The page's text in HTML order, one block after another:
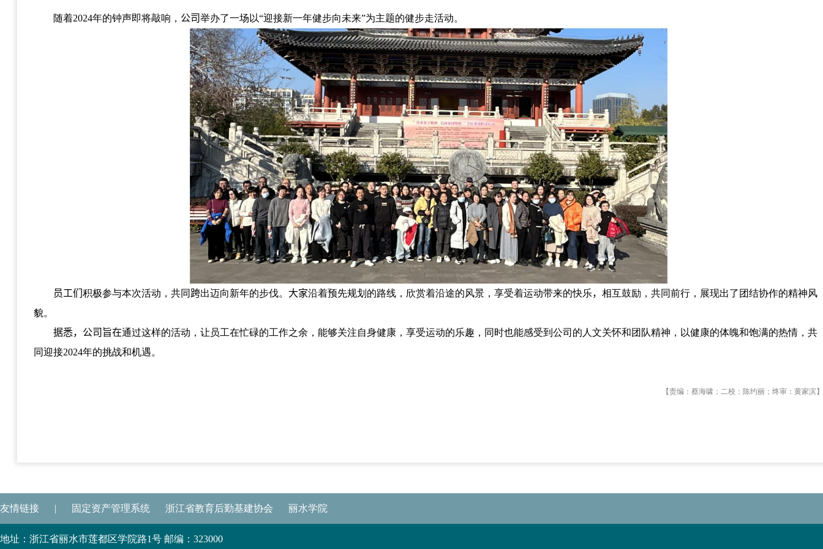
随着2024年的钟声即将敲响， 公司举办了一场以“迎接新一年健步向未来”为主题的健步走活动。
员工们 积极参与本次活动，共同 跨出迈向新年的步伐。 大家沿着预先规划的路线，欣赏着沿途的风景，享受着运动带来的快乐， 相互鼓励，共同前行，展现出了团结协作的精神风
貌。
据悉，公司旨在通过这样的活动，让员工在忙碌的工作之余，能够关注自身健康，享受运动的乐趣，同时也能感受到公司的人文关怀和团队精神，以健康的体魄和饱满的热情，共
同迎接2024年的挑战和机遇。
【责编：蔡海啸；二校：陈约丽；终审：黄家滨
友情链接 | 固定资产管理系统 浙江省教育后勤基建协会 丽水学院
地址：浙江省丽水市莲都区学院路1号 邮编：323000